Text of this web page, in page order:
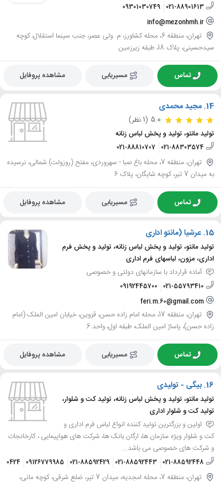
021-88901613
09301030749
info@mezonhmh.ir
تهران، منطقه 6، محله کشاورز، م. ولی عصر، جنب سینما استقلال، کوچه
سیدحسینی، پلاک 18، طبقه زیرزمین
تماس مسیریابی مشاهده پروفایل
14. مجید محمدی
5.0 (1 نظر)
تولید مانتو، تولید و پخش لباس زنانه
021-88303574
021-88810707
تهران، منطقه 7، محله باغ صبا - سهروردی، مفتح (روزولت) شمالی، نرسیده
به میدان 7 تیر، کوچه شایگان، پلاک 6
تماس مسیریابی مشاهده پروفایل
15. عرشیا (مانتو اداری
تولید مانتو، تولید و پخش لباس زنانه، تولید و پخش فرم
اداری، مزون، لباسهای فرم اداری
آماده قرارداد با سازمانهای دولتی و خصوصی
021-55793410
09192445700
feri.m.60@gmail.com
تهران، منطقه 17، محله امام زاده حسن، قزوین، خیابان امین الملک (امام
زاده حسن)، پاساژ امین الملک، طبقه اول، واحد 6
تماس مسیریابی مشاهده پروفایل
16. بیگی - تولیدی
تولید مانتو، تولید و پخش لباس زنانه، تولید کت و شلوار،
تولید کت و شلوار اداری
اولین و بزرگترین تولید کننده انواع لباس فرم اداری و
کت و شلوار ویژه سازمان ها، ارگان بانک ها، شرکت های هواپیمایی ، کارخانجات
و شرکت های خصوصی می باشد...
021-88592448
021-88592443
021-88592429
09126779985
تهران، منطقه 7، محله امجدیه، میدان 7 تیر، ضلع شرقی، کوچه مانی،